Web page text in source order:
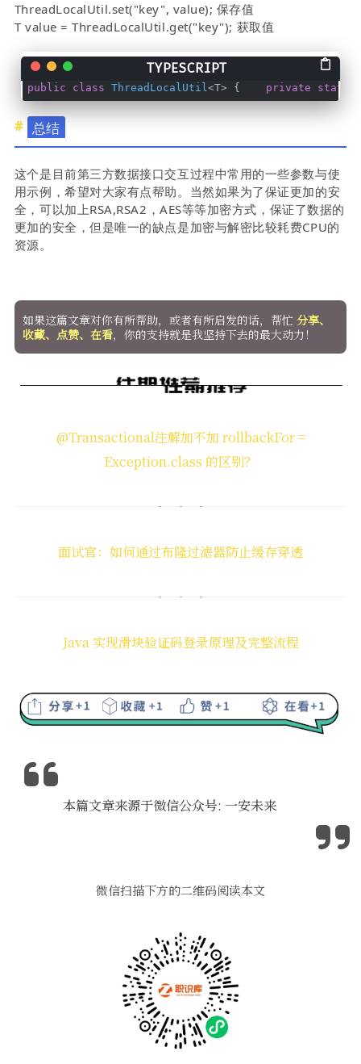
ThreadLocalUtil.set("key", value); 保存值
T value = ThreadLocalUtil.get("key"); 获取值
public class ThreadLocalUtil<T> { private static
总结
这个是目前第三方数据接口交互过程中常用的一些参数与使
用示例，希望对大家有点帮助。当然如果为了保证更加的安
全，可以加上RSA,RSA2，AES等等加密方式，保证了数据的
更加的安全，但是唯一的缺点是加密与解密比较耗费CPU的
资源。
如果这篇文章对你有所帮助，或者有所启发的话，帮忙分享、
收藏、点赞、在看，你的支持就是我坚持下去的最大动力！
@Transactional注解加不加 rollbackFor =
Exception.class 的区别？
面试官：如何通过布隆过滤器防止缓存穿透
Java 实现滑块验证码登录原理及完整流程
本篇文章来源于微信公众号: 一安未来
微信扫描下方的二维码阅读本文